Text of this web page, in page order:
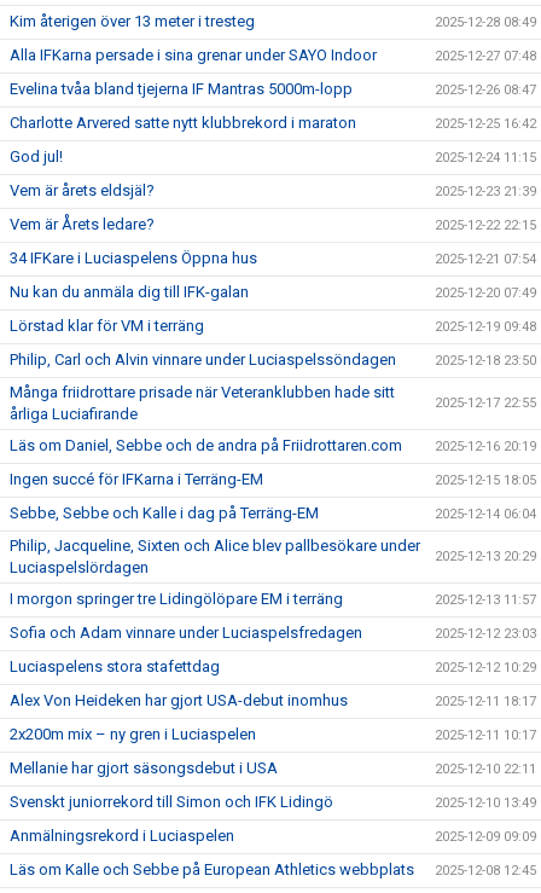
Kim återigen över 13 meter i tresteg 2025-12-28 08:49
Alla IFKarna persade i sina grenar under SAYO Indoor 2025-12-27 07:48
Evelina tvåa bland tjejerna IF Mantras 5000m-lopp 2025-12-26 08:47
Charlotte Arvered satte nytt klubbrekord i maraton 2025-12-25 16:42
God jul! 2025-12-24 11:15
Vem är årets eldsjäl? 2025-12-23 21:39
Vem är Årets ledare? 2025-12-22 22:15
34 IFKare i Luciaspelens Öppna hus 2025-12-21 07:54
Nu kan du anmäla dig till IFK-galan 2025-12-20 07:49
Lörstad klar för VM i terräng 2025-12-19 09:48
Philip, Carl och Alvin vinnare under Luciaspelssöndagen 2025-12-18 23:50
Många friidrottare prisade när Veteranklubben hade sitt
årliga Luciafirande
2025-12-17 22:55
Läs om Daniel, Sebbe och de andra på Friidrottaren.com 2025-12-16 20:19
Ingen succé för IFKarna i Terräng-EM 2025-12-15 18:05
Sebbe, Sebbe och Kalle i dag på Terräng-EM 2025-12-14 06:04
Philip, Jacqueline, Sixten och Alice blev pallbesökare under
Luciaspelslördagen
2025-12-13 20:29
I morgon springer tre Lidingölöpare EM i terräng 2025-12-13 11:57
Sofia och Adam vinnare under Luciaspelsfredagen 2025-12-12 23:03
Luciaspelens stora stafettdag 2025-12-12 10:29
Alex Von Heideken har gjort USA-debut inomhus 2025-12-11 18:17
2x200m mix – ny gren i Luciaspelen 2025-12-11 10:17
Mellanie har gjort säsongsdebut i USA 2025-12-10 22:11
Svenskt juniorrekord till Simon och IFK Lidingö 2025-12-10 13:49
Anmälningsrekord i Luciaspelen 2025-12-09 09:09
Läs om Kalle och Sebbe på European Athletics webbplats 2025-12-08 12:45